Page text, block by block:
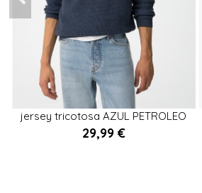
jersey tricotosa AZUL PETROLEO
29,99 €
XL XXL
Añadir al carrito